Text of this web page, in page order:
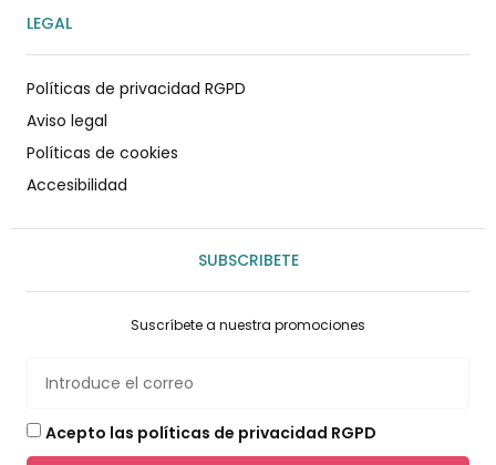
LEGAL
Políticas de privacidad RGPD
Aviso legal
Políticas de cookies
Accesibilidad
SUBSCRIBETE
Suscríbete a nuestra promociones
Acepto las políticas de privacidad RGPD